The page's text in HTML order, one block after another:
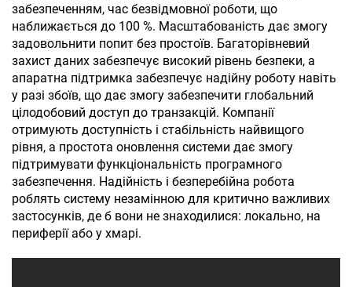
забезпеченням, час безвідмовної роботи, що
наближається до 100 %. Масштабованість дає змогу
задовольнити попит без простоїв. Багаторівневий
захист даних забезпечує високий рівень безпеки, а
апаратна підтримка забезпечує надійну роботу навіть
у разі збоїв, що дає змогу забезпечити глобальний
цілодобовий доступ до транзакцій. Компанії
отримують доступність і стабільність найвищого
рівня, а простота оновлення системи дає змогу
підтримувати функціональність програмного
забезпечення. Надійність і безперебійна робота
роблять систему незамінною для критично важливих
застосунків, де б вони не знаходилися: локально, на
периферії або у хмарі.